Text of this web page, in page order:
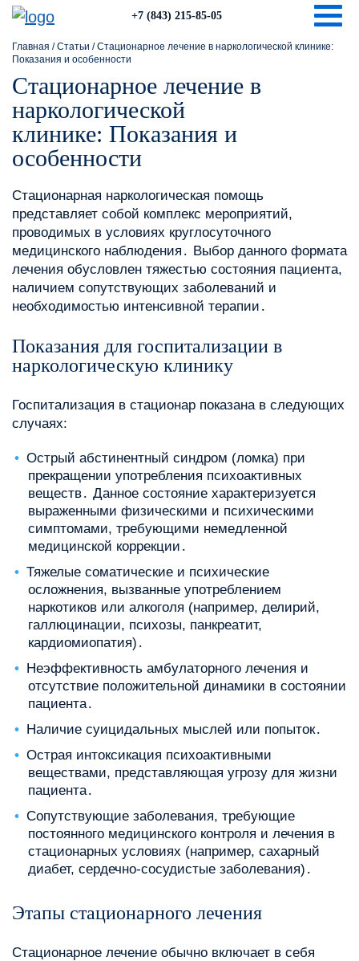
+7 (843) 215-85-05
Главная /Статьи /Стационарное лечение в наркологической клинике:
Показания и особенности
Стационарное лечение в
наркологической
клинике: Показания и
особенности
Стационарная наркологическая помощь
представляет собой комплекс мероприятий,
проводимых в условиях круглосуточного
медицинского наблюдения․ Выбор данного формата
лечения обусловлен тяжестью состояния пациента,
наличием сопутствующих заболеваний и
необходимостью интенсивной терапии․
Показания для госпитализации в
наркологическую клинику
Госпитализация в стационар показана в следующих
случаях:
Острый абстинентный синдром (ломка) при
прекращении употребления психоактивных
веществ․ Данное состояние характеризуется
выраженными физическими и психическими
симптомами, требующими немедленной
медицинской коррекции․
Тяжелые соматические и психические
осложнения, вызванные употреблением
наркотиков или алкоголя (например, делирий,
галлюцинации, психозы, панкреатит,
кардиомиопатия)․
Неэффективность амбулаторного лечения и
отсутствие положительной динамики в состоянии
пациента․
Наличие суицидальных мыслей или попыток․
Острая интоксикация психоактивными
веществами, представляющая угрозу для жизни
пациента․
Сопутствующие заболевания, требующие
постоянного медицинского контроля и лечения в
стационарных условиях (например, сахарный
диабет, сердечно-сосудистые заболевания)․
Этапы стационарного лечения
Стационарное лечение обычно включает в себя